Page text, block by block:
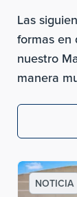
Las
formas en
nuestro
manera
NOTICIA